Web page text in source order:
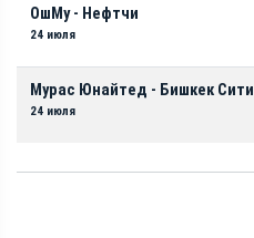
ОшМу - Нефтчи
24 июля
Мурас Юнайтед - Бишкек Сити
24 июля